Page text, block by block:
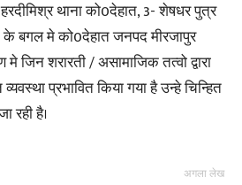
थाना को0देहात, 3- शेषधर पुत्र
के बगल मे को0देहात जनपद मीरजापुर
जिन शरारती / असामाजिक तत्वो द्वारा
प्रभावित किया गया है उन्हे चिन्हित
रही है।
अगला लेख